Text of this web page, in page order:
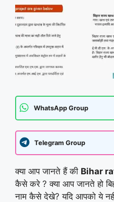
WhatsApp Group
Telegram Group
क्या आप जानते हैं की Bihar
कैसे करे ? क्या आप जानते हो
नाम कैसे देखे? यदि आपको ये